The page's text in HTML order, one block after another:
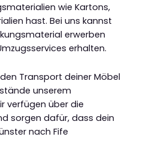
wie Kartons,
hast. Bei uns kannst
erwerben
erhalten.
Transport deiner Möbel
unserem
verfügen über die
sorgen dafür, dass dein
nach Fife